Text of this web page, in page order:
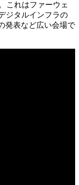
これはファーウェ
ジタルインフラの
発表など広い会場で